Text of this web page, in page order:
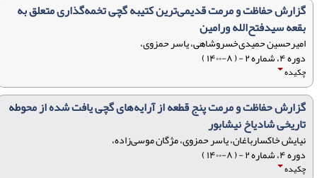
گزارش حفاظت و مرمت قدیمی‌ترین کتیبه گچی تخمه‌گذاری متعلق به
بقعه سیدفتح‌الله ورامین
امیرحسین حمیدی‎‌خسروشاهی، یاسر حمزوی،
دوره ۴، شماره ۲ - ( ۸-۱۴۰۰ )
چکیده
گزارش حفاظت و مرمت پنج قطعه از آرایه‌های گچی یافت شده از محوطه
تاریخی شادیاخ نیشابور
نیایش خاکسار‌باغان، یاسر حمزوی، مژگان موسی‌زاده،
دوره ۴، شماره ۲ - ( ۸-۱۴۰۰ )
چکیده